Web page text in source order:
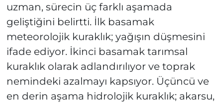
uzman, sürecin üç farklı aşamada
geliştiğini belirtti. İlk basamak
meteorolojik kuraklık; yağışın düşmesini
ifade ediyor. İkinci basamak tarımsal
kuraklık olarak adlandırılıyor ve toprak
nemindeki azalmayı kapsıyor. Üçüncü ve
en derin aşama hidrolojik kuraklık; akarsu,